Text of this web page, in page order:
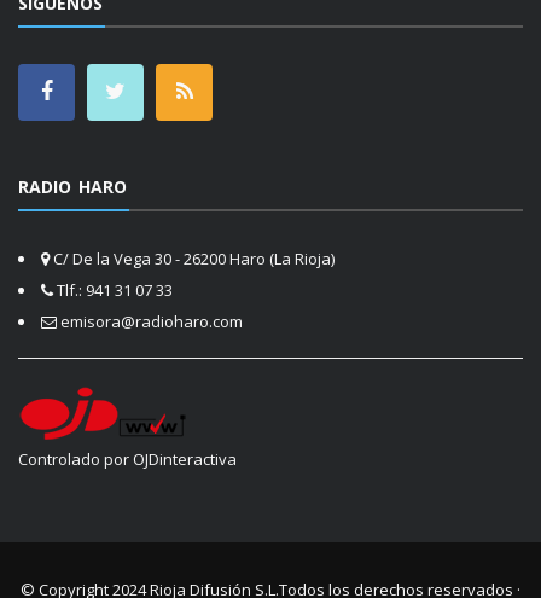
RADIO HARO
C/ De la Vega 30 - 26200 Haro (La Rioja)
Tlf.: 941 31 07 33
emisora@radioharo.com
Controlado por OJDinteractiva
© Copyright 2024Rioja Difusión S.L.Todos los derechos reservados ·